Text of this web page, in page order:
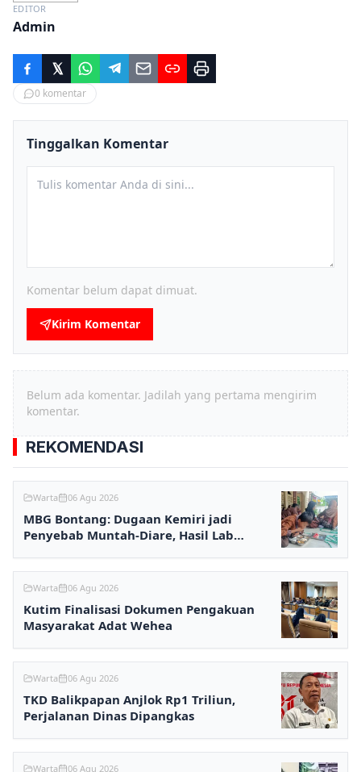
EDITOR
Admin
0 komentar
Tinggalkan Komentar
Komentar belum dapat dimuat.
Kirim Komentar
Belum ada komentar. Jadilah yang pertama mengirim
komentar.
REKOMENDASI
Warta 06 Agu 2026
MBG Bontang: Dugaan Kemiri jadi
Penyebab Muntah-Diare, Hasil Lab
Warta 06 Agu 2026
Kutim Finalisasi Dokumen Pengakuan
Masyarakat Adat Wehea
Warta 06 Agu 2026
TKD Balikpapan Anjlok Rp1 Triliun,
Perjalanan Dinas Dipangkas
Warta 06 Agu 2026